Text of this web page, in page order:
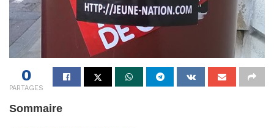
0
PARTAGES
Sommaire